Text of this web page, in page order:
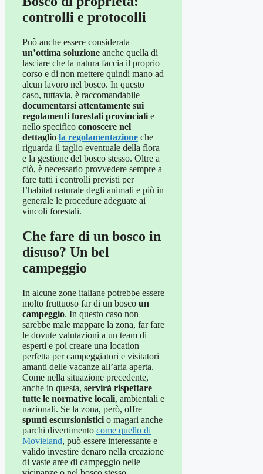
controlli e protocolli
Può anche essere considerata
un’ottima soluzione anche quella di
lasciare che la natura faccia il proprio
corso e di non mettere quindi mano ad
alcun lavoro nel bosco. In questo
caso, tuttavia, è raccomandabile
documentarsi attentamente sui
regolamenti forestali provinciali e
nello specifico conoscere nel
dettaglio la regolamentazione che
riguarda il taglio eventuale della flora
e la gestione del bosco stesso. Oltre a
ciò, è necessario provvedere sempre a
fare tutti i controlli previsti per
l’habitat naturale degli animali e più in
generale le procedure adeguate ai
vincoli forestali.
Che fare di un bosco in
disuso? Un bel
campeggio
In alcune zone italiane potrebbe essere
molto fruttuoso far di un bosco un
campeggio. In questo caso non
sarebbe male mappare la zona, far fare
le dovute valutazioni a un team di
esperti e poi creare una location
perfetta per campeggiatori e visitatori
amanti delle vacanze all’aria aperta.
Come nella situazione precedente,
anche in questa, servirà rispettare
tutte le normative locali, ambientali e
nazionali. Se la zona, però, offre
spunti escursionistici o magari anche
parchi divertimento come quello di
Movieland, può essere interessante e
valido investire denaro nella creazione
di vaste aree di campeggio nelle